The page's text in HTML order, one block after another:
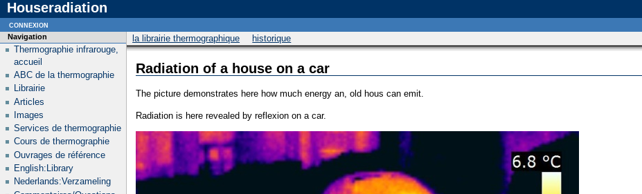
Houseradiation
la librairie thermographique historique
Radiation of a house on a car
The picture demonstrates here how much energy an, old hous can emit.
Radiation is here revealed by reflexion on a car.
Navigation
Thermographie infrarouge,
accueil
ABC de la thermographie
Librairie
Articles
Images
Services de thermographie
Cours de thermographie
Ouvrages de référence
English:Library
Nederlands:Verzameling
connexion